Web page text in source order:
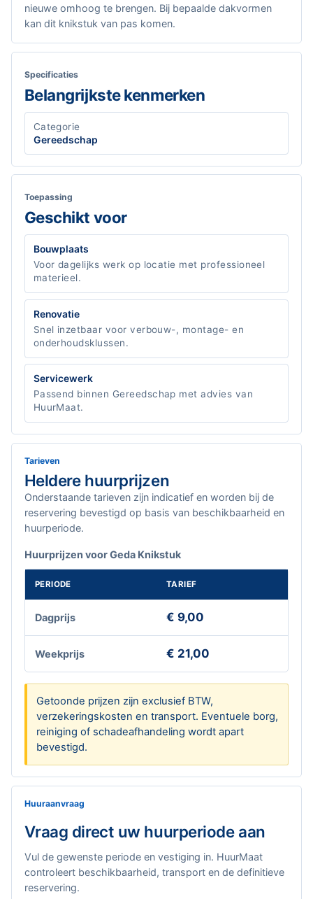
nieuwe omhoog te brengen. Bij bepaalde dakvormen
kan dit knikstuk van pas komen.
Specificaties
Belangrijkste kenmerken
Categorie
Gereedschap
Toepassing
Geschikt voor
Bouwplaats
Voor dagelijks werk op locatie met professioneel
materieel.
Renovatie
Snel inzetbaar voor verbouw-, montage- en
onderhoudsklussen.
Servicewerk
Passend binnen Gereedschap met advies van
HuurMaat.
Tarieven
Heldere huurprijzen
Onderstaande tarieven zijn indicatief en worden bij de
reservering bevestigd op basis van beschikbaarheid en
huurperiode.
Huurprijzen voor Geda Knikstuk
PERIODE TARIEF
Dagprijs € 9,00
Weekprijs € 21,00
Getoonde prijzen zijn exclusief BTW,
verzekeringskosten en transport. Eventuele borg,
reiniging of schadeafhandeling wordt apart
bevestigd.
Huuraanvraag
Vraag direct uw huurperiode aan
Vul de gewenste periode en vestiging in. HuurMaat
controleert beschikbaarheid, transport en de definitieve
reservering.